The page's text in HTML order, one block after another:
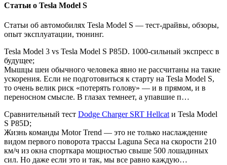
Статьи о Tesla Model S
Статьи об автомобилях Tesla Model S — тест-драйвы, обзоры,
опыт эксплуатации, тюнинг.
Tesla Model 3 vs Tesla Model S P85D. 1000-сильный экспресс в
будущее;
Мышцы шеи обычного человека явно не рассчитаны на такие
ускорения. Если не подготовиться к старту на Tesla Model S,
то очень велик риск «потерять голову» — и в прямом, и в
переносном смысле. В глазах темнеет, а упавшие п…
Сравнительный тест Dodge Charger SRT Hellcatи Tesla Model
S P85D;
Жизнь команды Motor Trend — это не только наслаждение
видом первого поворота трассы Laguna Seca на скорости 210
км/ч из окна спорткара мощностью свыше 500 лошадиных
сил. Но даже если это и так, мы все равно каждую…